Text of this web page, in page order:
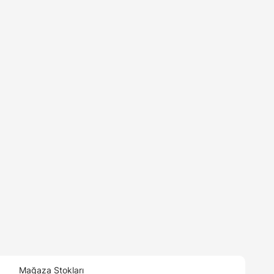
Mağaza Stokları